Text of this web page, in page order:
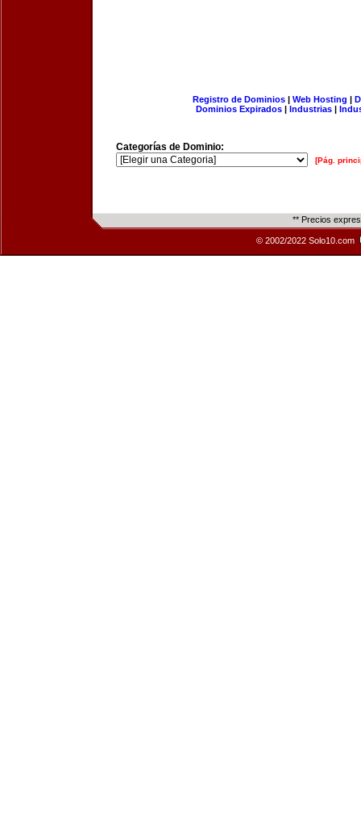
Registro de Dominios| Web Hosting |
Dominios Expirados | Industrias |
Categorías de Dominio:
[Pág.
** Precios
© 2002/2022 Solo10.com